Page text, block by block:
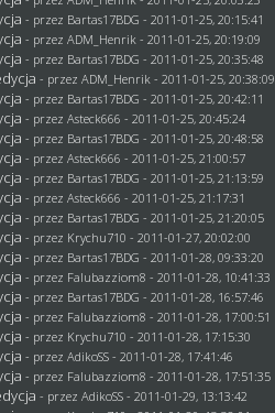
- przez Bartas17BDG - 2011-01-25, 20:15:41
- przezADM_Henrik - 2011-01-25, 20:19:09
- przez Bartas17BDG - 2011-01-25, 20:35:48
- przezADM_Henrik - 2011-01-25, 20:38:09
- przez Bartas17BDG - 2011-01-25, 20:42:11
- przez Asteck666 - 2011-01-25, 20:45:24
- przez Bartas17BDG - 2011-01-25, 20:48:58
- przez Asteck666 - 2011-01-25, 21:00:57
- przez Bartas17BDG - 2011-01-25, 21:13:59
- przez Asteck666 - 2011-01-25, 21:17:31
- przez Bartas17BDG - 2011-01-25, 21:20:05
- przez Krychu710 - 2011-01-27, 20:02:00
- przez Bartas17BDG - 2011-01-28, 09:33:20
- przez Falubazziom8 - 2011-01-28, 10:41:33
- przez Bartas17BDG - 2011-01-28, 16:57:46
- przez Falubazziom8 - 2011-01-28, 17:00:51
- przez Krychu710 - 2011-01-28, 17:15:30
- przez AdikoSS - 2011-01-28, 17:41:46
- przez Falubazziom8 - 2011-01-28, 17:51:35
- przez AdikoSS - 2011-01-29, 13:13:42